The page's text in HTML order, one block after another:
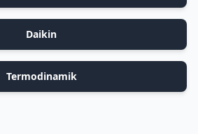
Daikin
Termodinamik